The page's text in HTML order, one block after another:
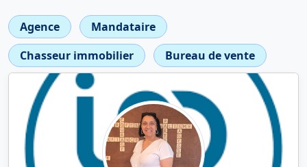
Agence
Mandataire
Chasseur immobilier
Bureau de vente